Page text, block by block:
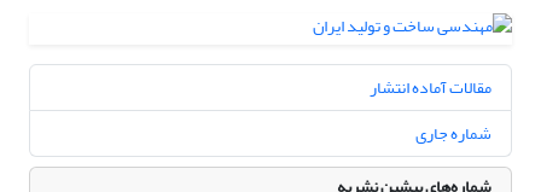
مقالات آماده انتشار
شماره جاری